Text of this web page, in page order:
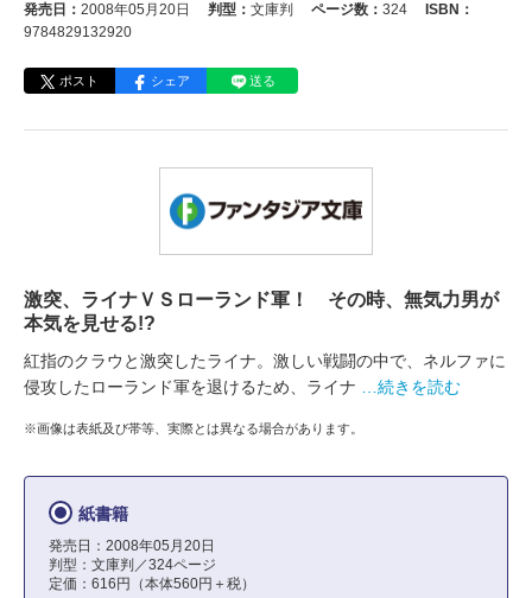
発売日： 2008年05月20日 判型： 文庫判 ページ数： 324
ISBN：
9784829132920
ポスト シェア 送る
激突、ライナＶＳローランド軍！ その時、無気力男が
本気を見せる!?
紅指のクラウと激突したライナ。激しい戦闘の中で、ネルファに
侵攻したローランド軍を退けるため、ライナ
…続きを読む
※画像は表紙及び帯等、実際とは異なる場合があります。
紙書籍
発売日：2008年05月20日
判型：文庫判／324ページ
定価：616円（本体560円＋税）